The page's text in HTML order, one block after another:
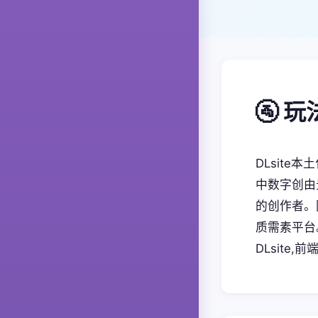
🚰 玩
DLsite本
中数字创
的创作者
质需素平
DLsite,前